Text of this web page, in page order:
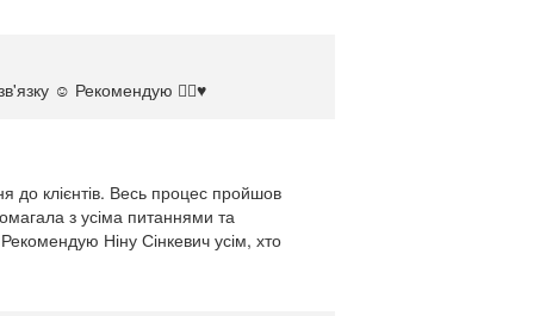
☺️ Рекомендую ✌🏻♥️
до клієнтів. Весь процес пройшов
з усіма питаннями та
Ніну Сінкевич усім, хто